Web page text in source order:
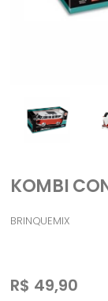
KOMBI
BRINQUEMIX
R$ 49,90